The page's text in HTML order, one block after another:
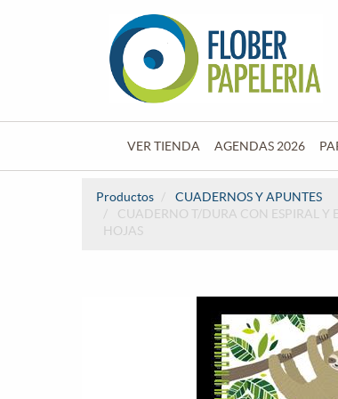
VER TIENDA AGENDAS 2026
Productos
CUADERNOS Y APUNTES
CUADERNO T/DURA CON ESPIRAL Y
HOJAS